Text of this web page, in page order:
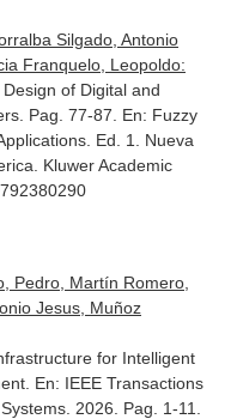
Silgado, Antonio
Franquelo, Leopoldo:
of Digital and
Pag. 77-87. En: Fuzzy
. Ed. 1. Nueva
Kluwer Academic
Pedro, Martín Romero,
Jesus, Muñoz
for Intelligent
En: IEEE Transactions
. 2026. Pag. 1-11.